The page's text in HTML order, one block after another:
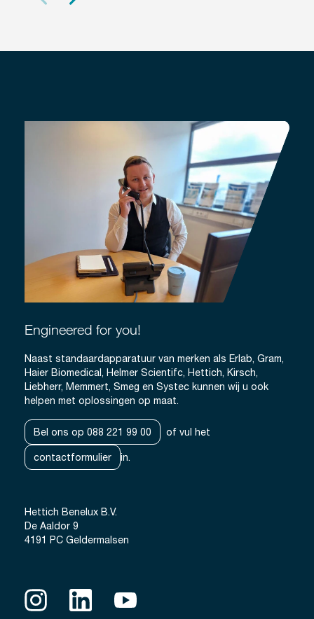
Engineered for you!
Naast standaardapparatuur van merken als Erlab, Gram,
Haier Biomedical, Helmer Scientifc, Hettich, Kirsch,
Liebherr, Memmert, Smeg en Systec kunnen wij u ook
helpen met oplossingen op maat.
Bel ons op 088 221 99 00 of vul het
contactformulier in.
Hettich Benelux B.V.
De Aaldor 9
4191 PC Geldermalsen